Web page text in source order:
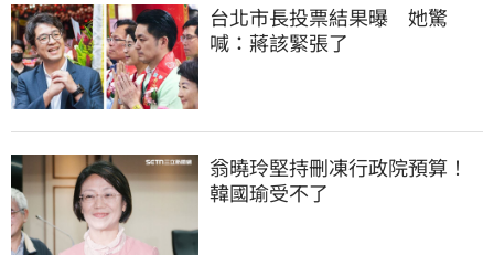
台北市長投票結果曝　她驚
喊：蔣該緊張了
翁曉玲堅持刪凍行政院預算！
韓國瑜受不了